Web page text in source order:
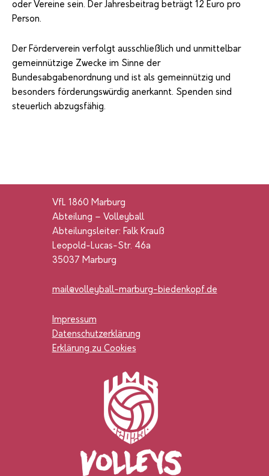
oder Vereine sein. Der Jahresbeitrag beträgt 12 Euro pro
Person.
Der Förderverein verfolgt ausschließlich und unmittelbar
gemeinnützige Zwecke im Sinne der
Bundesabgabenordnung und ist als gemeinnützig und
besonders förderungswürdig anerkannt. Spenden sind
steuerlich abzugsfähig.
VfL 1860 Marburg
Abteilung – Volleyball
Abteilungsleiter: Falk Krauß
Leopold-Lucas-Str. 46a
35037 Marburg
mail@volleyball-marburg-biedenkopf.de
Impressum
Datenschutzerklärung
Erklärung zu Cookies